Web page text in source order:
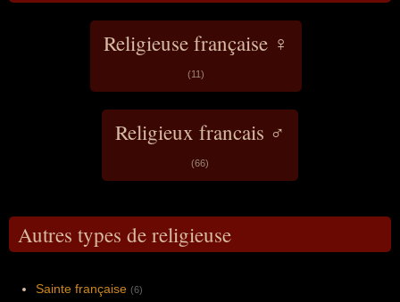
Religieuse française ♀
(11)
Religieux francais ♂
(66)
Autres types de religieuse
Sainte française (6)